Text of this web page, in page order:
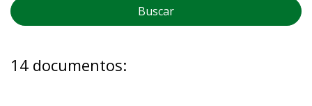
Buscar
14 documentos: